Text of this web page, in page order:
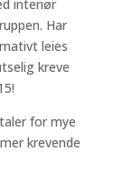
interiør
Har
leies
kreve
for mye
krevende